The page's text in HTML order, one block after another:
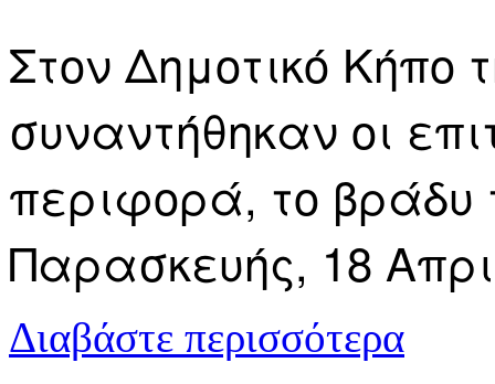
Στον Δημοτικό Κήπο
συναντήθηκαν οι
περιφορά, το βράδυ
Παρασκευής, 18
Διαβάστε περισσότερα